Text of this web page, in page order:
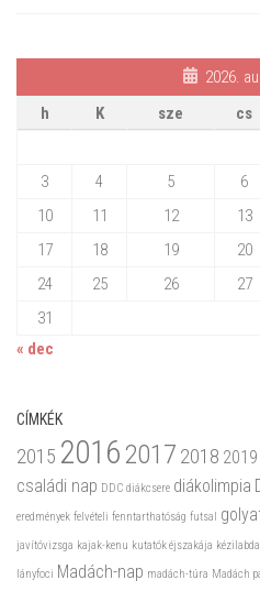
2026.
h
K sze cs
3
4 5 6
10
11 12 13
17
18 19 20
24
25 26 27
31
« dec
CÍMKÉK
2015 20162017 2018 2019
családi nap DDC diákcsere diákolimpia
eredmények felvételi fenntarthatóság futsal
javítóvizsga kajak-kenu kutatók éjszakája kézilabda
lányfoci Madách-nap madách-túra Madách